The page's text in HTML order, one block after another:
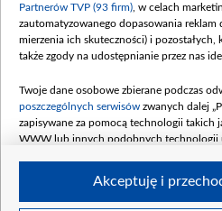
Partnerów TVP (93 firm) , w celach
zautomatyzowanego dopasowania reklam
mierzenia ich skuteczności) i pozostałych,
także zgody na udostępnianie przez nas
Twoje dane osobowe zbierane podczas
poszczególnych serwisów zwanych dalej
zapisywane za pomocą technologii takich
WWW lub innych podobnych technologii
Akceptuję i